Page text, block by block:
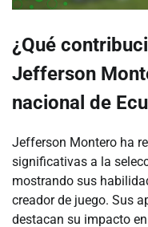
¿Qué
Jefferson
nacional de
Jefferson Montero ha
significativas a la
mostrando sus
creador de juego. Sus
destacan su impacto